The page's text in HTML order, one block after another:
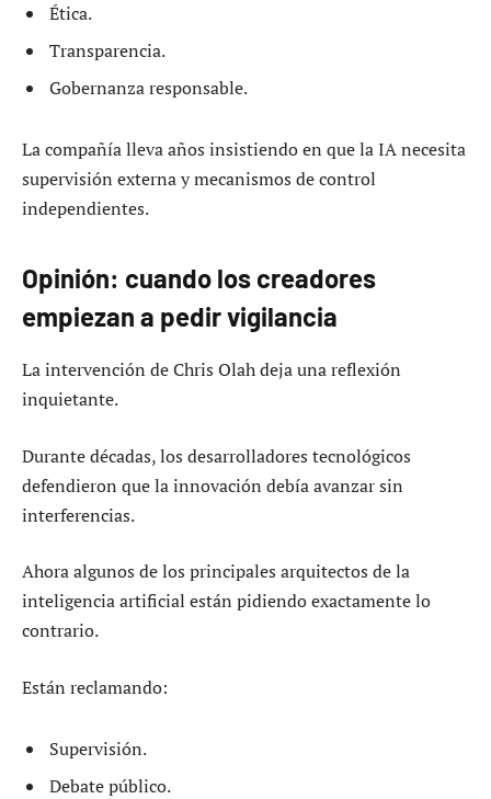
Ética.
Transparencia.
Gobernanza responsable.
La compañía lleva años insistiendo en que la IA necesita
supervisión externa y mecanismos de control
independientes.
Opinión: cuando los creadores
empiezan a pedir vigilancia
La intervención de Chris Olah deja una reflexión
inquietante.
Durante décadas, los desarrolladores tecnológicos
defendieron que la innovación debía avanzar sin
interferencias.
Ahora algunos de los principales arquitectos de la
inteligencia artificial están pidiendo exactamente lo
contrario.
Están reclamando:
Supervisión.
Debate público.